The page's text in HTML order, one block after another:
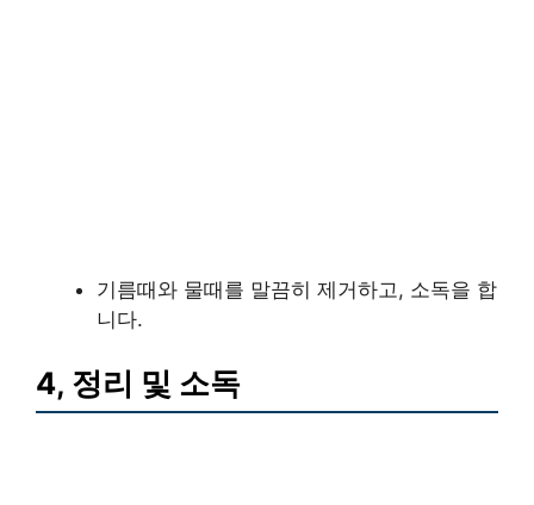
기름때와 물때를 말끔히 제거하고, 소독을 합
니다.
4, 정리 및 소독